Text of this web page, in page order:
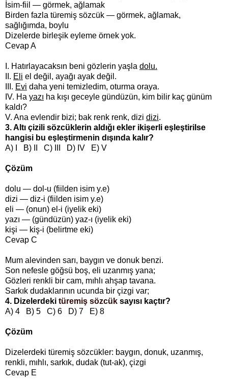
İsim-fiil — görmek, ağlamak
Birden fazla türemiş sözcük — görmek, ağlamak,
sağlığımda, boylu
Dizelerde birleşik eyleme örnek yok.
Cevap A
I. Hatırlayacaksın beni gözlerin yaşla dolu.
II. Eli el değil, ayağı ayak değil.
III. Evi daha yeni temizledim, oturma oraya.
IV. Ha yazı ha kışı geceyle gündüzün, kim bilir kaç günüm
kaldı?
V. Ana evlendir bizi; bak renk renk, dizi dizi.
3. Altı çizili sözcüklerin aldığı ekler ikişerli eşleştirilse
hangisi bu eşleştirmenin dışında kalır?
A) I B) II C) III D) IV E) V
Çözüm
dolu — dol-u (fiilden isim y.e)
dizi — diz-i (fiilden isim y.e)
eli — (onun) el-i (iyelik eki)
yazı — (gündüzün) yaz-ı (iyelik eki)
kişi — kiş-i (belirtme eki)
Cevap C
Mum alevinden sarı, baygın ve donuk benzi.
Son nefesle göğsü boş, eli uzanmış yana;
Gözleri renkli bir cam, mıhlı ahşap tavana.
Sarkık dudaklarının ucunda bir çizgi var;
4. Dizelerdeki türemiş sözcük sayısı kaçtır?
A) 4 B) 5 C) 6 D) 7 E) 8
Çözüm
Dizelerdeki türemiş sözcükler: baygın, donuk, uzanmış,
renkli, mıhlı, sarkık, dudak (tut-ak), çizgi
Cevap E